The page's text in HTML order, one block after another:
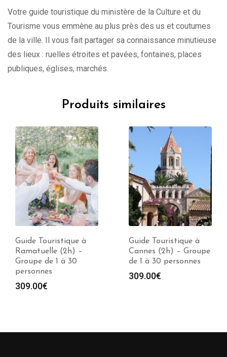
Votre guide touristique du ministère de la Culture et du
Tourisme vous emmène au plus près des us et coutumes
de la ville. Il vous fait partager sa connaissance minutieuse
des lieux : ruelles étroites et pavées, fontaines, places
publiques, églises, marchés.
Produits similaires
Guide Touristique à
Ramatuelle (2h) –
Groupe de 1 à 30
personnes
309.00€
Guide Touristique à
Cannes (2h) – Groupe
de 1 à 30 personnes
309.00€